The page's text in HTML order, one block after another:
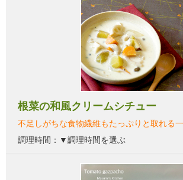
根菜の和風クリームシチュー
不足しがちな食物繊維もたっぷりと取れる一
調理時間：▼調理時間を選ぶ